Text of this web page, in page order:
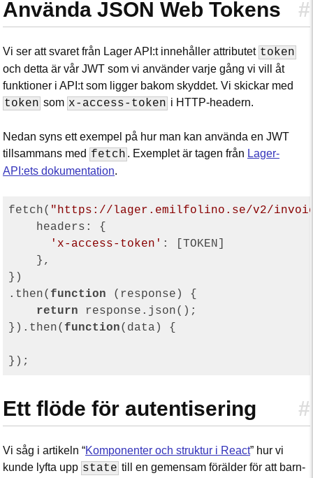
#
Använda JSON Web Tokens
Vi ser att svaret från Lager API:t innehåller attributet token
och detta är vår JWT som vi använder varje gång vi vill åt
funktioner i API:t som ligger bakom skyddet. Vi skickar med
token som x-access-token i HTTP-headern.
Nedan syns ett exempel på hur man kan använda en JWT
tillsammans med fetch . Exemplet är tagen från Lager-
API:ets dokumentation.
fetch( "https://lager.emilfolino.se/v2/
headers : {
'x-access-token' : [TOKEN]
    },
})
.then( function ( response ) {
return response.json();
}).then( function( data ) {
#
Ett flöde för autentisering
Vi såg i artikeln “Komponenter och struktur i React” hur vi
kunde lyfta upp state till en gemensam förälder för att barn-